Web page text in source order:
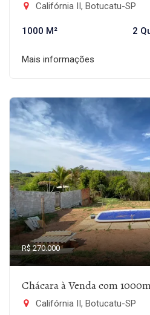
Califórnia II, Botucatu-SP
1000 M² 2
Mais informações
R$ 270.000
Chácara à Venda com
Califórnia II, Botucatu-SP